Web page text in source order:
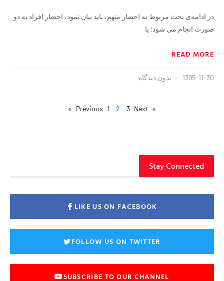
در ادامه‌ی بحث مربوط به احضار متهم، باید بیان نمود، احضار افراد به دو
صورت انجام می شود؛ یا
READ MORE
1395-11-30 بدون دیدگاه
« Previous
1 2 3 Next »
Stay Connected
LIKE US ON FACEBOOK
FOLLOW US ON TWITTER
SUBSCRIBE TO OUR CHANNEL